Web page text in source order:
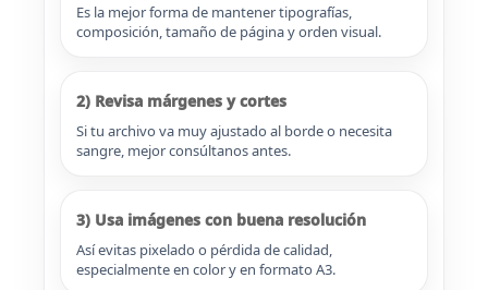
Es la mejor forma de mantener tipografías,
composición, tamaño de página y orden visual.
2) Revisa márgenes y cortes
Si tu archivo va muy ajustado al borde o necesita
sangre, mejor consúltanos antes.
3) Usa imágenes con buena resolución
Así evitas pixelado o pérdida de calidad,
especialmente en color y en formato A3.